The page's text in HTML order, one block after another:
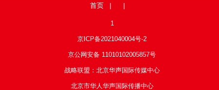
首页 | |
1
京ICP备2021040004号-2
京公网安备 11010102005857号
战略联盟：北京华声国际传媒中心
北京市华人华声国际传播中心